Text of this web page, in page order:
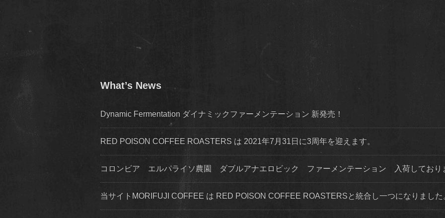
What’s News
Dynamic Fermentation ダイナミックファーメンテーション 新発売！
RED POISON COFFEE ROASTERS は 2021年7月31日に3周年を迎えます。
コロンビア エルパライソ農園 ダブルアナエロビック ファーメンテーション 入荷してお
当サイトMORIFUJI COFFEE は RED POISON COFFEE ROASTERSと統合し一つになりました